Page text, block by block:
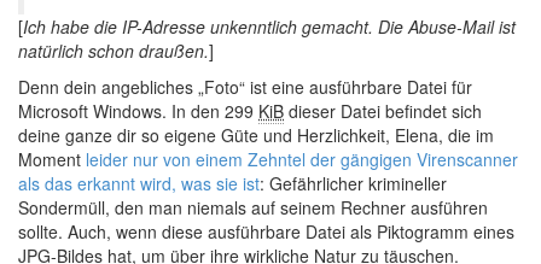
[Ich habe die IP-Adresse unkenntlich gemacht. Die Abuse-Mail ist
natürlich schon draußen.]
Denn dein angebliches „Foto“ ist eine ausführbare Datei für
Microsoft Windows. In den 299 KiB dieser Datei befindet sich
deine ganze dir so eigene Güte und Herzlichkeit, Elena, die im
Moment leider nur von einem Zehntel der gängigen Virenscanner
als das erkannt wird, was sie ist: Gefährlicher krimineller
Sondermüll, den man niemals auf seinem Rechner ausführen
sollte. Auch, wenn diese ausführbare Datei als Piktogramm eines
JPG-Bildes hat, um über ihre wirkliche Natur zu täuschen.